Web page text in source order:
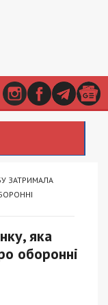
ЗАТРИМАЛА
яка
оборонні